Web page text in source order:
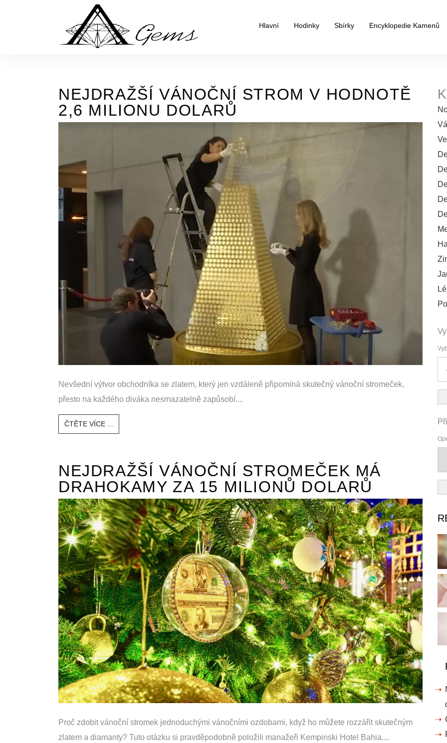
Hlavní Hodinky Sbírky Encyklopedie Kamenů
NEJDRAŽŠÍ VÁNOČNÍ STROM V HODNOTĚ
2,6 MILIONU DOLARŮ
Nevšední výtvor obchodníka se zlatem, který jen vzdáleně připomíná skutečný vánoční stromeček,
přesto na každého diváka nesmazatelně zapůsobí....
ČTĚTE VÍCE ...
NEJDRAŽŠÍ VÁNOČNÍ STROMEČEK MÁ
DRAHOKAMY ZA 15 MILIONŮ DOLARŮ
Proč zdobit vánoční stromek jednoduchými vánočními ozdobami, když ho můžete rozzářit skutečným
zlatem a diamanty? Tuto otázku si pravděpodobně položili manažeři Kempinski Hotel Bahia....